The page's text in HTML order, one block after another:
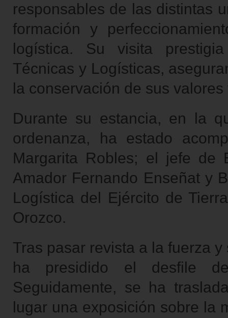
responsables de las distintas
formación y
logística. Su visita
Técnicas y Logísticas,
la conservación de sus
Durante su estancia, en la
ordenanza, ha estado
Margarita Robles; el jefe de
Amador Fernando Enseñat y
Logística del Ejército de
Orozco.
Tras pasar revista a la fuerza
ha presidido el desfile
Seguidamente, se ha
lugar una exposición sobre la